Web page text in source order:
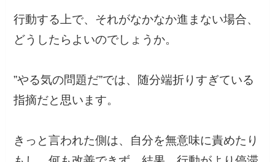
行動する上で、それがなかなか進まない場合、
どうしたらよいのでしょうか。
”やる気の問題だ”では、随分端折りすぎている
指摘だと思います。
きっと言われた側は、自分を無意味に責めたり